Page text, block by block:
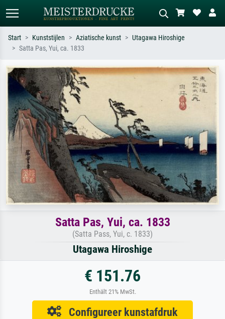
Zoek op kunstenaar, titel of stijl – bijv.
Monet, Sterrennacht, impressionisme,
Hokusai-golf, naakt.
Beschrijf de scène – bijv. groene
weide, abstract met veel rood, donker
olieverfschilderij, staand naakt naast
een boom.
Start Kunststijlen Aziatische kunst
Utagawa Hiroshige
Satta Pas, Yui, ca. 1833
Satta Pas, Yui, ca. 1833
(Satta Pass, Yui, c. 1833)
Utagawa Hiroshige
€ 151.76
Enthält 21% MwSt.
Configureer kunstafdruk